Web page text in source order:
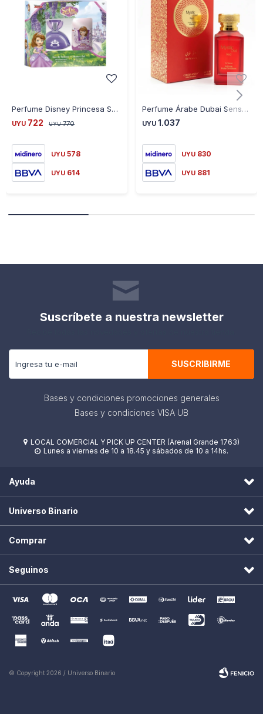
Perfume Disney Princesa Sofia 60 Ml + Gel de Ducha
UYU 722 UYU 770
UYU 578
UYU 614
Perfume Árabe Dubai Sensations Mystic Oud Red Women 100mL by Casapueblo - ROJO-AMARILLO
UYU 1.037
UYU 830
UYU 881
Suscríbete a nuestra newsletter
SUSCRIBIRME
Bases y condiciones promociones generales
Bases y condiciones VISA UB
 LOCAL COMERCIAL Y PICK UP CENTER (Arenal Grande 1763)
 Lunes a viernes de 10 a 18.45 y sábados de 10 a 14hs.
Ayuda
Universo Binario
Comprar
Seguinos
© Copyright 2026 / Universo Binario